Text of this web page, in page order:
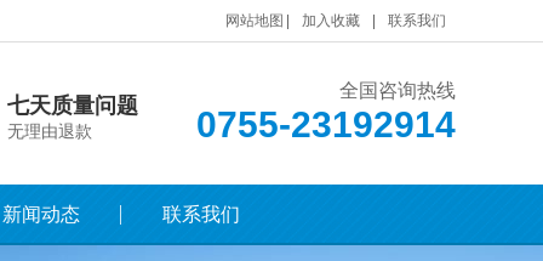
网站地图 加入收藏 联系我们
七天质量问题
无理由退款
全国咨询热线
0755-23192914
新闻动态 联系我们